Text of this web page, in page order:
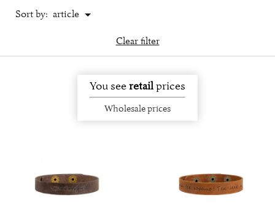
Sort by: article
Clear filter
You seeretailprices
Wholesale prices